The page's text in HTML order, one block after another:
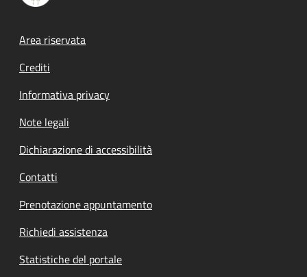
Footer menu
Area riservata
Crediti
Informativa privacy
Note legali
Dichiarazione di accessibilità
Contatti
Prenotazione appuntamento
Richiedi assistenza
Statistiche del portale